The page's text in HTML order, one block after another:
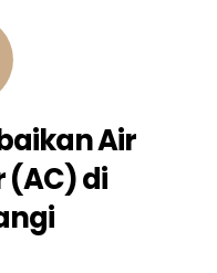
Air
(AC) di